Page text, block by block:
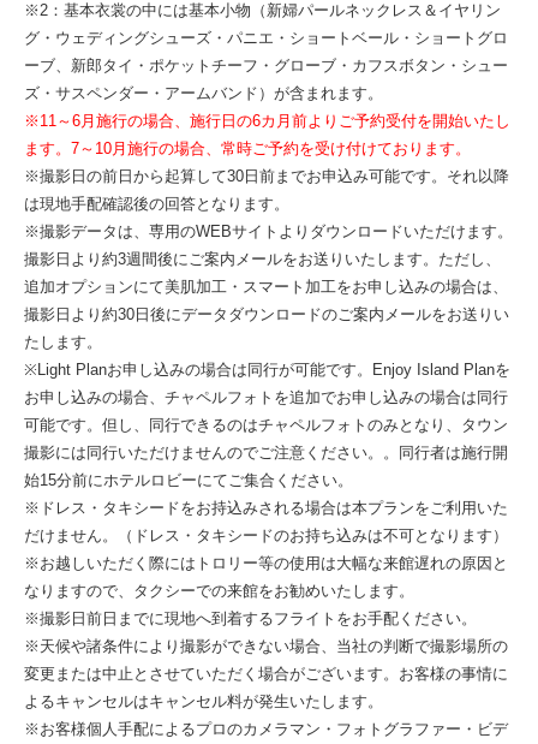
※2：基本衣裳の中には基本小物（新婦パールネックレス＆イヤリン
グ・ウェディングシューズ・パニエ・ショートベール・ショートグロ
ーブ、新郎タイ・ポケットチーフ・グローブ・カフスボタン・シュー
ズ・サスペンダー・アームバンド）が含まれます。
※11～6月施行の場合、施行日の6カ月前よりご予約受付を開始いたし
ます。7～10月施行の場合、常時ご予約を受け付けております。
※撮影日の前日から起算して30日前までお申込み可能です。それ以降
は現地手配確認後の回答となります。
※撮影データは、専用のWEBサイトよりダウンロードいただけます。
撮影日より約3週間後にご案内メールをお送りいたします。ただし、
追加オプションにて美肌加工・スマート加工をお申し込みの場合は、
撮影日より約30日後にデータダウンロードのご案内メールをお送りい
たします。
※Light Planお申し込みの場合は同行が可能です。Enjoy Island Planを
お申し込みの場合、チャペルフォトを追加でお申し込みの場合は同行
可能です。但し、同行できるのはチャペルフォトのみとなり、タウン
撮影には同行いただけませんのでご注意ください。。同行者は施行開
始15分前にホテルロビーにてご集合ください。
※ドレス・タキシードをお持込みされる場合は本プランをご利用いた
だけません。（ドレス・タキシードのお持ち込みは不可となります）
※お越しいただく際にはトロリー等の使用は大幅な来館遅れの原因と
なりますので、タクシーでの来館をお勧めいたします。
※撮影日前日までに現地へ到着するフライトをお手配ください。
※天候や諸条件により撮影ができない場合、当社の判断で撮影場所の
変更または中止とさせていただく場合がございます。お客様の事情に
よるキャンセルはキャンセル料が発生いたします。
※お客様個人手配によるプロのカメラマン・フォトグラファー・ビデ